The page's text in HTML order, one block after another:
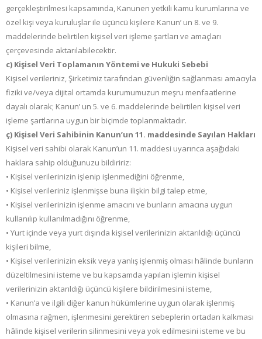
gerçekleştirilmesi kapsamında, Kanunen yetkili kamu kurumlarına ve
özel kişi veya kuruluşlar ile üçüncü kişilere Kanun’ un 8. ve 9.
maddelerinde belirtilen kişisel veri işleme şartları ve amaçları
çerçevesinde aktarılabilecektir.
c) Kişisel Veri Toplamanın Yöntemi ve Hukuki Sebebi
Kişisel verileriniz, Şirketimiz tarafından güvenliğin sağlanması amacıyla
fiziki ve/veya dijital ortamda kurumumuzun meşru menfaatlerine
dayalı olarak; Kanun’ un 5. ve 6. maddelerinde belirtilen kişisel veri
işleme şartlarına uygun bir biçimde toplanmaktadır.
ç) Kişisel Veri Sahibinin Kanun’un 11. maddesinde Sayılan Hakları
Kişisel veri sahibi olarak Kanun’un 11. maddesi uyarınca aşağıdaki
haklara sahip olduğunuzu bildiririz:
• Kişisel verilerinizin işlenip işlenmediğini öğrenme,
• Kişisel verileriniz işlenmişse buna ilişkin bilgi talep etme,
• Kişisel verilerinizin işlenme amacını ve bunların amacına uygun
kullanılıp kullanılmadığını öğrenme,
• Yurt içinde veya yurt dışında kişisel verilerinizin aktarıldığı üçüncü
kişileri bilme,
• Kişisel verilerinizin eksik veya yanlış işlenmiş olması hâlinde bunların
düzeltilmesini isteme ve bu kapsamda yapılan işlemin kişisel
verilerinizin aktarıldığı üçüncü kişilere bildirilmesini isteme,
• Kanun’a ve ilgili diğer kanun hükümlerine uygun olarak işlenmiş
olmasına rağmen, işlenmesini gerektiren sebeplerin ortadan kalkması
hâlinde kişisel verilerin silinmesini veya yok edilmesini isteme ve bu